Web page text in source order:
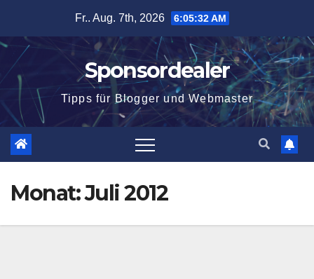
springen
Fr.. Aug. 7th, 2026 6:05:32 AM
Sponsordealer
Tipps für Blogger und Webmaster
Monat:Juli 2012